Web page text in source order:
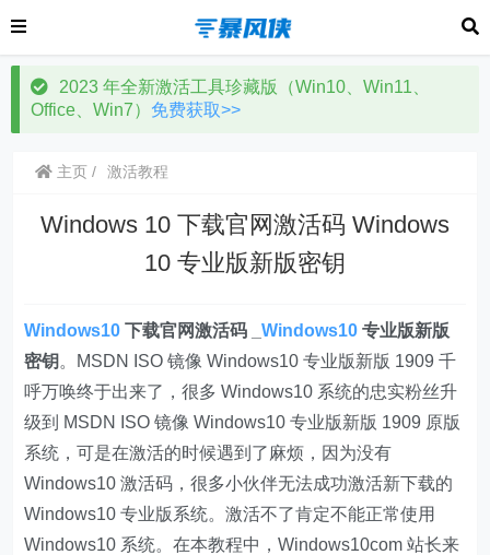
2023 年全新激活工具珍藏版（Win10、Win11、
Office、Win7） 免费获取>>
主页 激活教程
Windows 10 下载官网激活码 Windows
10 专业版新版密钥
Windows10 下载官网激活码 _Windows10 专业版新版
密钥 。MSDN ISO 镜像 Windows10 专业版新版 1909 千
呼万唤终于出来了，很多 Windows10 系统的忠实粉丝升
级到 MSDN ISO 镜像 Windows10 专业版新版 1909 原版
系统，可是在激活的时候遇到了麻烦，因为没有
Windows10 激活码，很多小伙伴无法成功激活新下载的
Windows10 专业版系统。激活不了肯定不能正常使用
Windows10 系统。在本教程中，Windows10com 站长来